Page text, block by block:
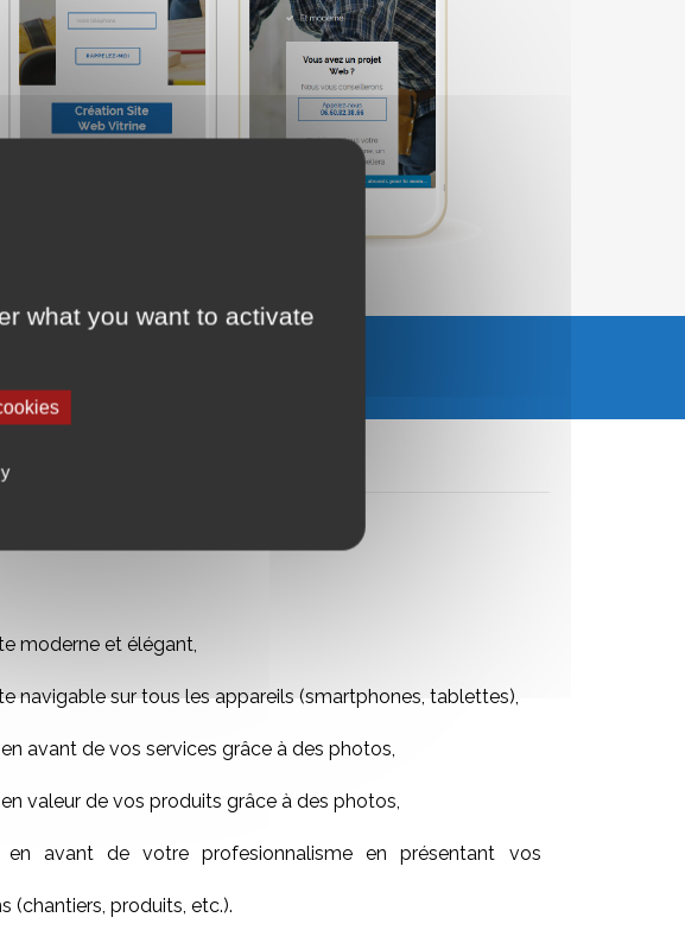
moderne et élégant,
navigable sur tous les appareils (smartphones, tablettes),
en avant de vos services grâce à des photos,
en valeur de vos produits grâce à des photos,
en avant de votre profesionnalisme en présentant vos
(chantiers, produits, etc.).
what you want to activate